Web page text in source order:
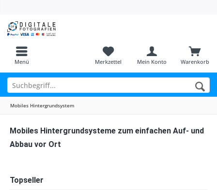
Menü Warenkorb
Merkzettel Mein Konto
Mobiles Hintergrundsystem
Mobiles Hintergrundsysteme zum einfachen Auf- und
Abbau vor Ort
Topseller